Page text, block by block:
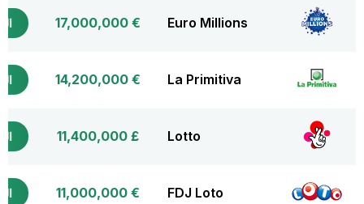
Euro Millions
€ 17,000,000
La Primitiva
€ 14,200,000
Lotto
£ 11,400,000
FDJ Loto
€ 11,000,000